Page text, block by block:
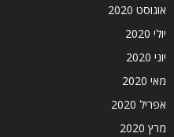
אוגוסט 2020
יולי 2020
יוני 2020
מאי 2020
אפריל 2020
מרץ 2020